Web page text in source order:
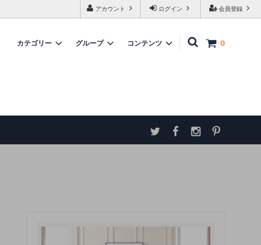
会員登録
ログイン
アカウント
0
カテゴリー
テーブル
玄関・押入れ収納
グループ コンテンツ
アンティーク商品 概略と取扱い方